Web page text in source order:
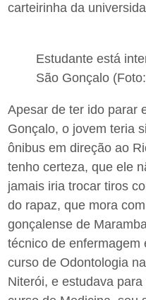
carteirinha da
Estudante está
São Gonçalo
Apesar de ter ido parar
Gonçalo, o jovem teria
ônibus em direção ao
tenho certeza, que ele
jamais iria trocar tiros
do rapaz, que mora
gonçalense de
técnico de enfermagem
curso de Odontologia
Niterói, e estudava